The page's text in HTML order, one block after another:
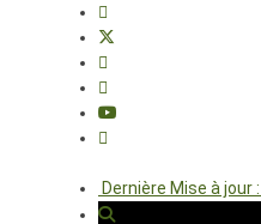
Dernière Mise à jour